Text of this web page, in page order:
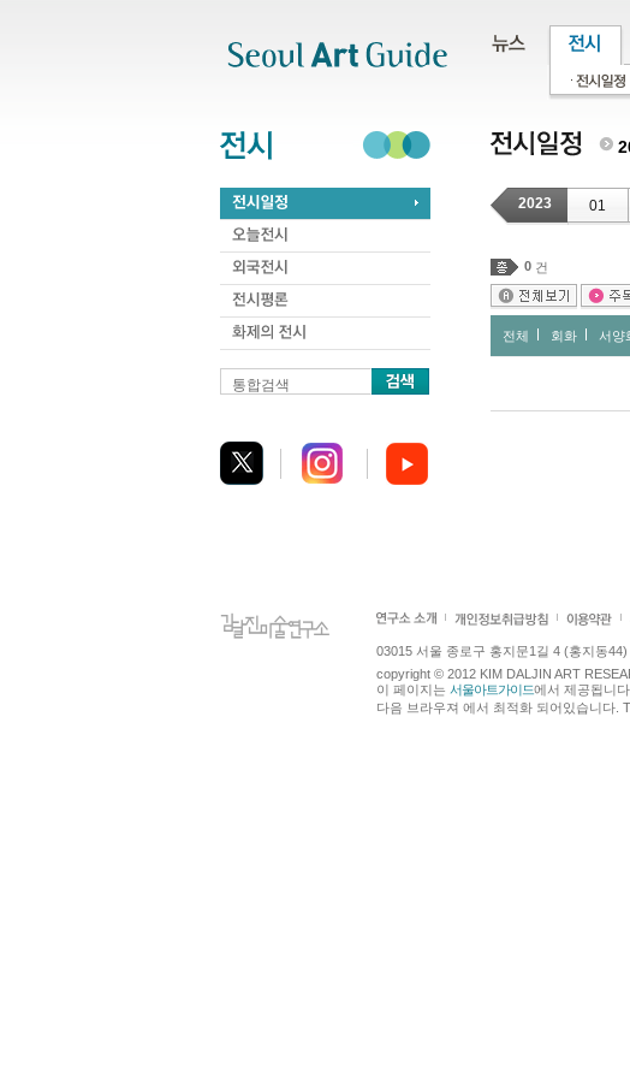
통합검색
2023 01
0 건
전체 회화 서양
03015 서울 종로구 홍지문1길 4 (홍지동
copyright © 2012 KIM DALJIN ART
이 페이지는 서울아트가이드에서 제공됩니
다음 브라우져 에서 최적화 되어있습니다.